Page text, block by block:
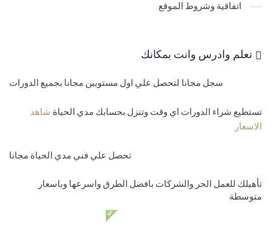
اتفاقية وشروط الموقع
تعلم وادرس وانت بمكانك
سجل مجانا لتحصل علي اول مستويين مجانا بجميع الدورات
تستطيع شراء الدورات اي وقت وتنزل بحسابك مدي الحياة شاهد
الاسعار
تحصل علي فني مدي الحياة مجانا
تأهيلك للعمل الحر والشركات بافضل الطرق واسرعها وباسعار
متوسطة